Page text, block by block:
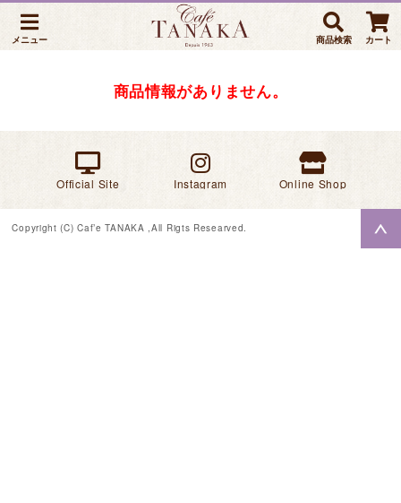
メニュー 商品検索 カート
商品情報がありません。
Official Site Instagram Online Shop
Copyright (C) Caf’e TANAKA ,All Rigts Researved.